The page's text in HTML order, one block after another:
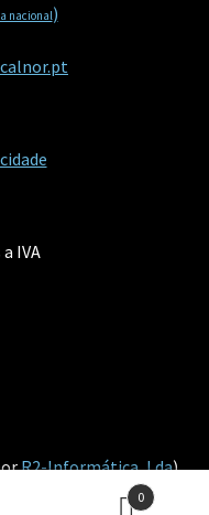
nacional)
IVA
0
R2-Informática, Lda)